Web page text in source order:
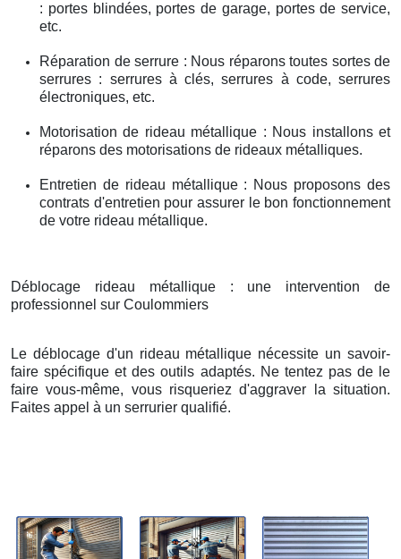
: portes blindées, portes de garage, portes de service,
etc.
Réparation de serrure : Nous réparons toutes sortes de
serrures : serrures à clés, serrures à code, serrures
électroniques, etc.
Motorisation de rideau métallique : Nous installons et
réparons des motorisations de rideaux métalliques.
Entretien de rideau métallique : Nous proposons des
contrats d'entretien pour assurer le bon fonctionnement
de votre rideau métallique.
Déblocage rideau métallique : une intervention de
professionnel sur Coulommiers
Le déblocage d'un rideau métallique nécessite un savoir-
faire spécifique et des outils adaptés. Ne tentez pas de le
faire vous-même, vous risqueriez d'aggraver la situation.
Faites appel à un serrurier qualifié.